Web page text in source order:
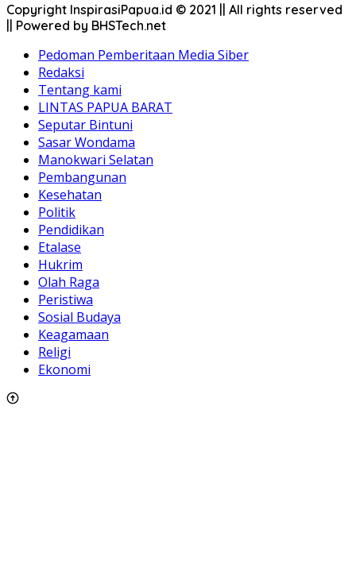
Copyright InspirasiPapua.id © 2021 || All rights reserved
|| Powered by BHSTech.net
Pedoman Pemberitaan Media Siber
Redaksi
Tentang kami
LINTAS PAPUA BARAT
Seputar Bintuni
Sasar Wondama
Manokwari Selatan
Pembangunan
Kesehatan
Politik
Pendidikan
Etalase
Hukrim
Olah Raga
Peristiwa
Sosial Budaya
Keagamaan
Religi
Ekonomi